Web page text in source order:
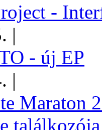
-
|
- új EP
|
Maraton